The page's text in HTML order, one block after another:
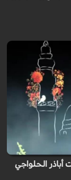
الحلواجي